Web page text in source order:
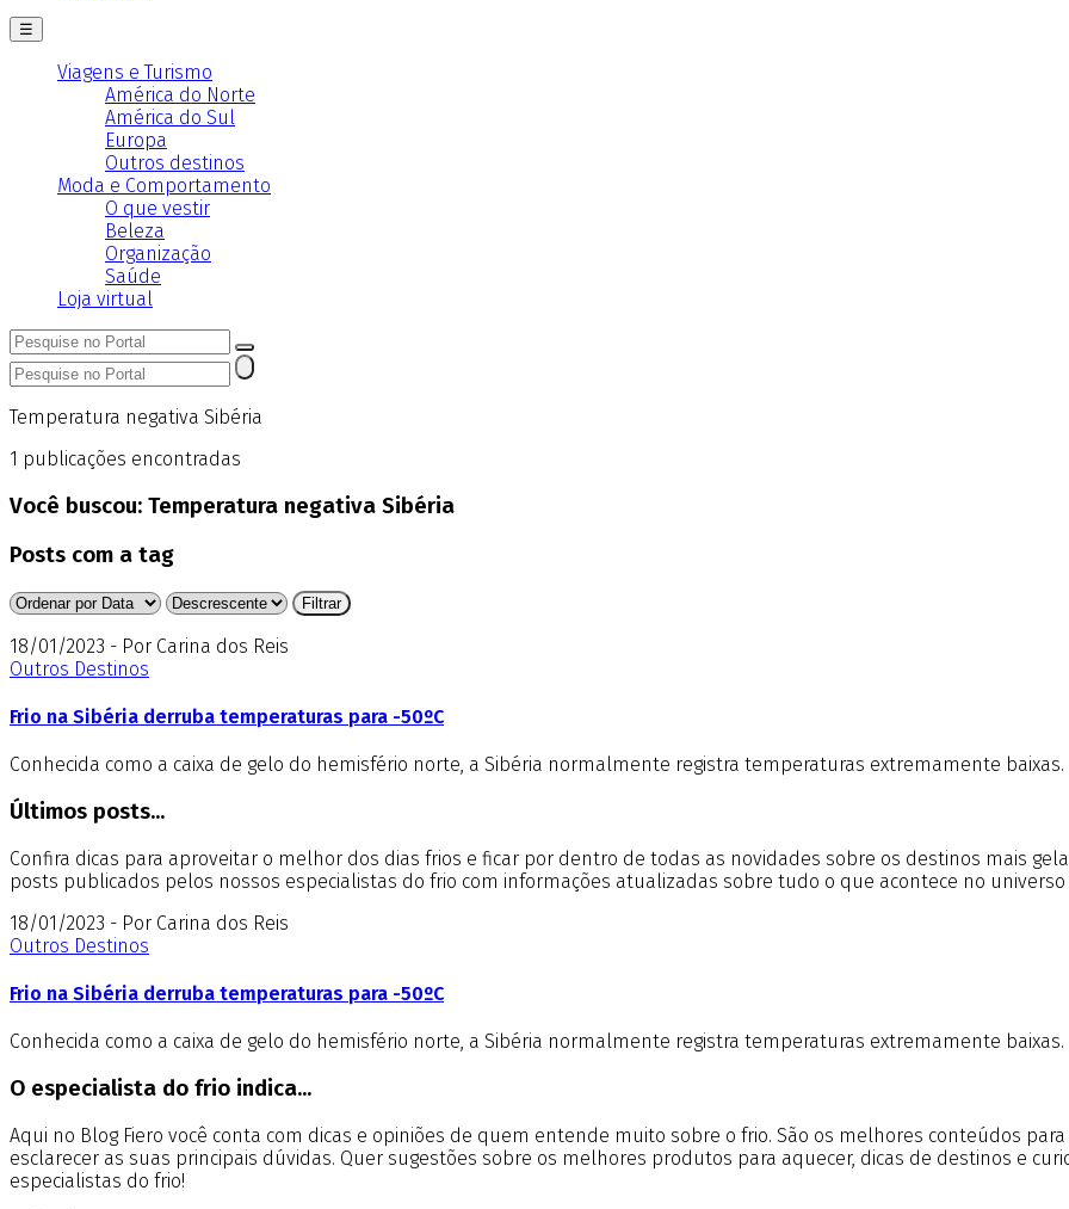
☰
Viagens e Turismo
América do Norte
América do Sul
Europa
Outros destinos
Moda e Comportamento
O que vestir
Beleza
Organização
Saúde
Loja virtual
Temperatura negativa Sibéria
1 publicações encontradas
Você buscou: Temperatura negativa Sibéria
Posts com a tag
18/01/2023 - Por Carina dos Reis
Outros Destinos
Frio na Sibéria derruba temperaturas para -50ºC
Conhecida como a caixa de gelo do hemisfério norte, a Sibéria normalmente registra temperaturas extremamente
Últimos posts...
Confira dicas para aproveitar o melhor dos dias frios e ficar por dentro de todas as novidades sobre os destinos mais
posts publicados pelos nossos especialistas do frio com informações atualizadas sobre tudo o que acontece no
18/01/2023 - Por Carina dos Reis
Outros Destinos
Frio na Sibéria derruba temperaturas para -50ºC
Conhecida como a caixa de gelo do hemisfério norte, a Sibéria normalmente registra temperaturas extremamente
O especialista do frio indica...
Aqui no Blog Fiero você conta com dicas e opiniões de quem entende muito sobre o frio. São os melhores conteúdos
esclarecer as suas principais dúvidas. Quer sugestões sobre os melhores produtos para aquecer, dicas de destinos e
especialistas do frio!